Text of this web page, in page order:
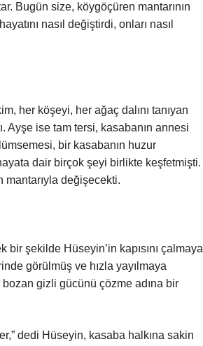
Bugün size, köygöçüren mantarının
nasıl değiştirdi, onları nasıl
her köşeyi, her ağaç dalını tanıyan
Ayşe ise tam tersi, kasabanın annesi
bir kasabanın huzur
dair birçok şeyi birlikte keşfetmişti.
mantarıyla değişecekti.
şekilde Hüseyin’in kapısını çalmaya
görülmüş ve hızla yayılmaya
gizli gücünü çözme adına bir
dedi Hüseyin, kasaba halkına sakin